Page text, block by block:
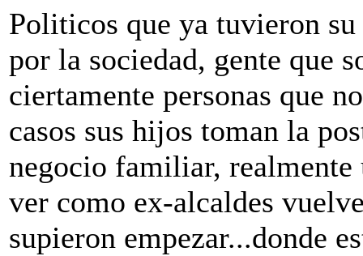
Politicos que ya tuvieron
por la sociedad, gente que
ciertamente personas que
casos sus hijos toman la
negocio familiar, realmente
ver como ex-alcaldes
supieron empezar...donde